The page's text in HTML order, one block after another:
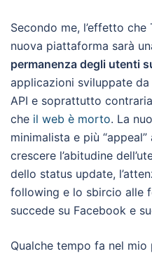
Secondo me, l’effetto
nuova piattaforma sarà
permanenza degli utenti
applicazioni sviluppate
API e soprattutto
che il web è morto. La
minimalista e più
crescere l’abitudine
dello status update,
following e lo sbircio alle
succede su Facebook e
Qualche tempo fa nel mio